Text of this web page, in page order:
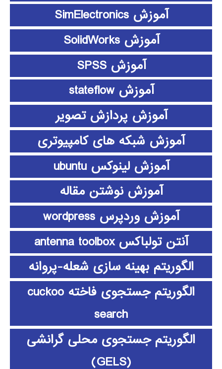
آموزش SimElectronics
آموزش SolidWorks
آموزش SPSS
آموزش stateflow
آموزش پردازش تصویر
آموزش شبکه های کامپیوتری
آموزش لینوکس ubuntu
آموزش نوشتن مقاله
آموزش وردپرس wordpress
آنتن تولباکس antenna toolbox
الگوریتم بهینه سازی شعله-پروانه
الگوریتم جستجوی فاخته cuckoo
search
الگوریتم جستجوی محلی گرانشی
(GELS)